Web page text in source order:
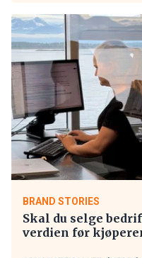
BRAND STORIES
Skal du selge
verdien før